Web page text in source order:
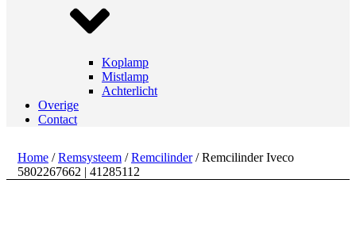
Koplamp
Mistlamp
Achterlicht
Overige
Contact
Home /Remsysteem /Remcilinder/ Remcilinder Iveco
5802267662 | 41285112